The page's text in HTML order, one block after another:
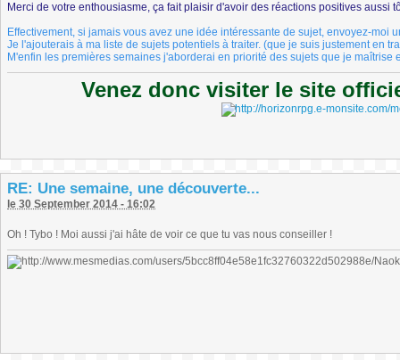
Merci de votre enthousiasme, ça fait plaisir d'avoir des réactions positives aussi
Effectivement, si jamais vous avez une idée intéressante de sujet, envoyez-moi
Je l'ajouterais à ma liste de sujets potentiels à traiter. (que je suis justement en
M'enfin les premières semaines j'aborderai en priorité des sujets que je maîtrise
Venez donc visiter le site
RE: Une semaine, une découverte...
le 30 September 2014 - 16:02
Oh ! Tybo ! Moi aussi j'ai hâte de voir ce que tu vas nous conseiller !